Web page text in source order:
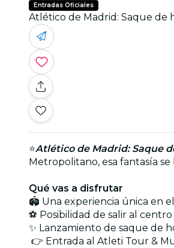
Entradas Oficiales
Atlético de Madrid: Saque de
⭐Atlético de Madrid: Saque
Metropolitano, esa fantasía se
Qué vas a disfrutar
🏟️ Una experiencia única en
⚽ Posibilidad de salir al
✨ Lanzamiento de saque de
👉 Entrada al Atleti Tour &